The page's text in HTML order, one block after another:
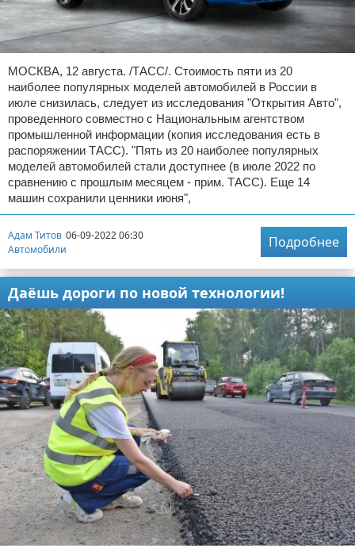
МОСКВА, 12 августа. /ТАСС/. Стоимость пяти из 20
наиболее популярных моделей автомобилей в России в
июле снизилась, следует из исследования "Открытия Авто",
проведенного совместно с Национальным агентством
промышленной информации (копия исследования есть в
распоряжении ТАСС). "Пять из 20 наиболее популярных
моделей автомобилей стали доступнее (в июле 2022 по
сравнению с прошлым месяцем - прим. ТАСС). Еще 14
машин сохранили ценники июня",
Адам Титов 06-09-2022 06:30
Автомобили
Подробнее
Даёшь дороги по новой технологии!